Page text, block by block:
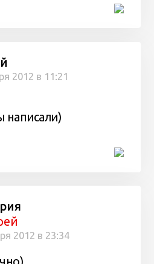
2012 в 11:21
написали)
2012 в 23:34